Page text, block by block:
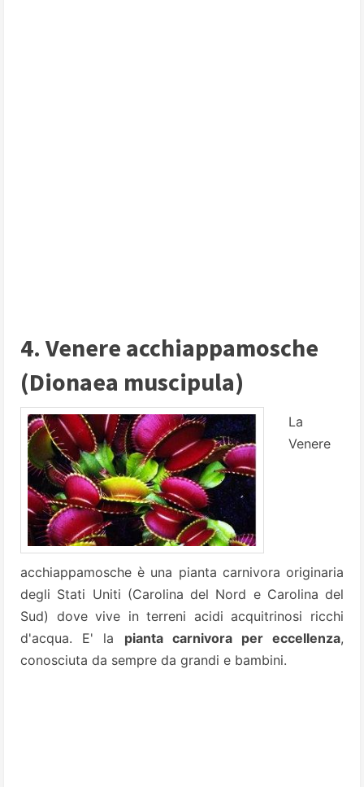
4. Venere acchiappamosche
(Dionaea muscipula)
La
Venere
acchiappamosche è una pianta carnivora originaria
degli Stati Uniti (Carolina del Nord e Carolina del
Sud) dove vive in terreni acidi acquitrinosi ricchi
d'acqua. E' la pianta carnivora per eccellenza,
conosciuta da sempre da grandi e bambini.